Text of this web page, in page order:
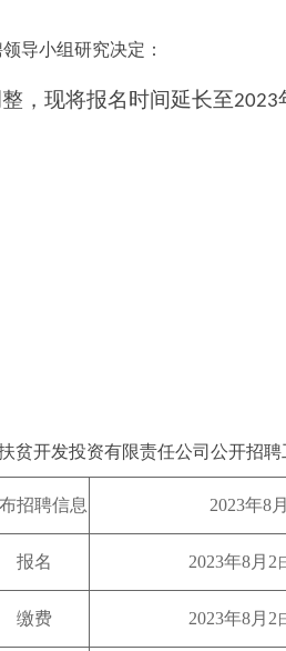
导小组研究决定：
，现将报名时间延长至2023
贫开发投资有限责任公司公开招
招聘信息 2023年8
报名 2023年8月 2
缴费 2023年8月 2